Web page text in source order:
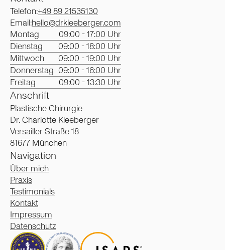
Telefon:+49 89 21535130
Email:hello@drkleeberger.com
Montag
09:00 - 17:00 Uhr
Dienstag
09:00 - 18:00 Uhr
Mittwoch
09:00 - 19:00 Uhr
Donnerstag 09:00 - 16:00 Uhr
Freitag
09:00 - 13:30 Uhr
Anschrift
Plastische Chirurgie
Dr. Charlotte Kleeberger
Versailler Straße 18
81677 München
Navigation
Über mich
Praxis
Testimonials
Kontakt
Impressum
Datenschutz